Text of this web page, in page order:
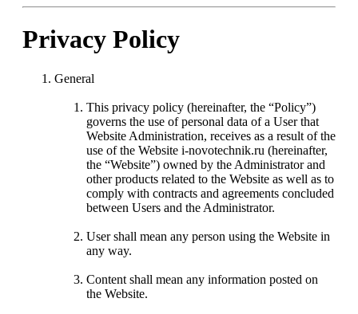
Privacy Policy
General
This privacy policy (hereinafter, the “Policy”)
governs the use of personal data of a User that
Website Administration, receives as a result of the
use of the Website i-novotechnik.ru (hereinafter,
the “Website”) owned by the Administrator and
other products related to the Website as well as to
comply with contracts and agreements concluded
between Users and the Administrator.
User shall mean any person using the Website in
any way.
Content shall mean any information posted on
the Website.